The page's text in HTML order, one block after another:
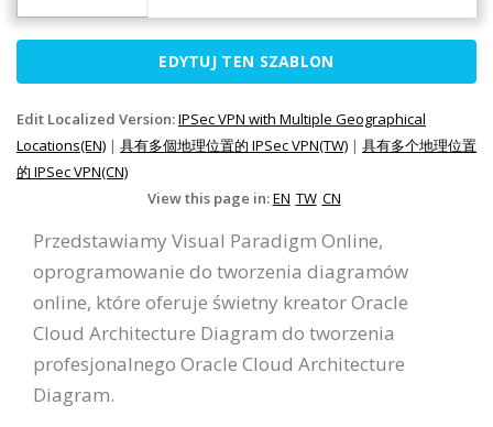
EDYTUJ TEN SZABLON
Edit Localized Version:IPSec VPN with Multiple Geographical
Locations(EN) | 具有多個地理位置的 IPSec VPN(TW) | 具有多个地理位置
的 IPSec VPN(CN)
View this page in:EN TW CN
Przedstawiamy Visual Paradigm Online,
oprogramowanie do tworzenia diagramów
online, które oferuje świetny kreator Oracle
Cloud Architecture Diagram do tworzenia
profesjonalnego Oracle Cloud Architecture
Diagram.